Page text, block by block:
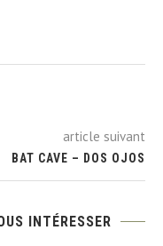
article suivant
BAT CAVE – DOS OJOS
INTÉRESSER